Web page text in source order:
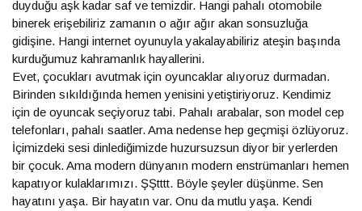
duyduğu aşk kadar saf ve temizdir. Hangi pahalı otomobile
binerek erişebiliriz zamanın o ağır ağır akan sonsuzluğa
gidişine. Hangi internet oyunuyla yakalayabiliriz ateşin başında
kurduğumuz kahramanlık hayallerini.
Evet, çocukları avutmak için oyuncaklar alıyoruz durmadan.
Birinden sıkıldığında hemen yenisini yetiştiriyoruz. Kendimiz
için de oyuncak seçiyoruz tabi. Pahalı arabalar, son model cep
telefonları, pahalı saatler. Ama nedense hep geçmişi özlüyoruz.
İçimizdeki sesi dinlediğimizde huzursuzsun diyor bir yerlerden
bir çocuk. Ama modern dünyanın modern enstrümanları hemen
kapatıyor kulaklarımızı. ŞŞtttt. Böyle şeyler düşünme. Sen
hayatını yaşa. Bir hayatın var. Onu da mutlu yaşa. Kendi